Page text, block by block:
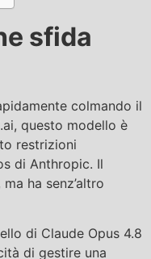
sfida
colmando il
questo modello è
restrizioni
di Anthropic. Il
ha senz’altro
di Claude Opus 4.8
di gestire una